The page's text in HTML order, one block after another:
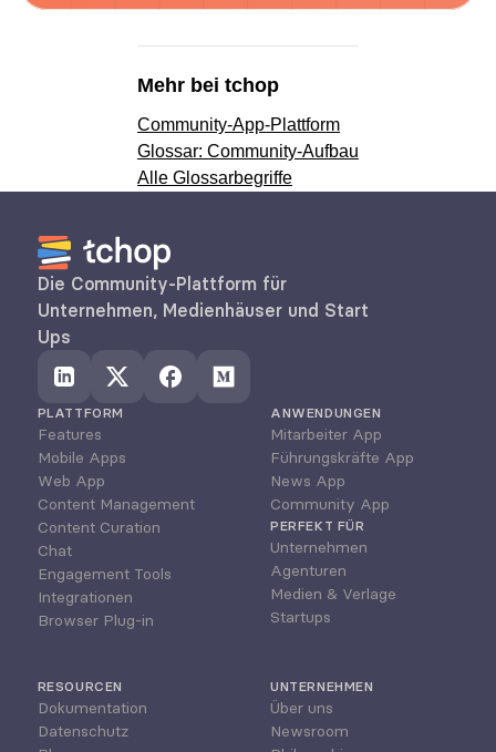
Mehr bei tchop
Community-App-Plattform
Glossar: Community-Aufbau
Alle Glossarbegriffe
Die Community-Plattform für
Unternehmen, Medienhäuser und Start
Ups
PLATTFORM
Features
Mobile Apps
Web App
Content Management
Content Curation
Chat
Engagement Tools
Integrationen
Browser Plug-in
ANWENDUNGEN
Mitarbeiter App
Führungskräfte App
News App
Community App
PERFEKT FÜR
Unternehmen
Agenturen
Medien & Verlage
Startups
RESOURCEN
Dokumentation
Datenschutz
UNTERNEHMEN
Über uns
Newsroom